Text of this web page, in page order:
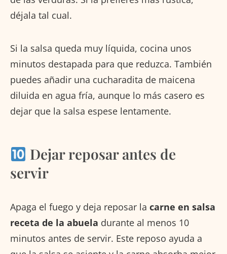
déjala tal cual.
Si la salsa queda muy líquida, cocina unos
minutos destapada para que reduzca. También
puedes añadir una cucharadita de maicena
diluida en agua fría, aunque lo más casero es
dejar que la salsa espese lentamente.
Dejar reposar antes de
servir
Apaga el fuego y deja reposar la carne en salsa
receta de la abuela durante al menos 10
minutos antes de servir. Este reposo ayuda a